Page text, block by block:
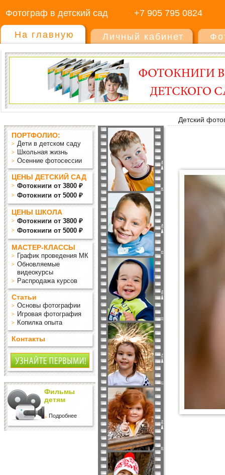
Фотограф в детский сад +7 905 795 0824
На главную Личный кабинет
Детский
ПОРТФОЛИО:
Дети в детском саду
Школьная жизнь
Осенние фотосессии
ЦЕНЫ ДЕТСКИЙ САД
Фотокниги от 3800 ₽
Фотокниги от 5000 ₽
ЦЕНЫ ШКОЛА
Фотокниги от 3800 ₽
Фотокниги от 5000 ₽
МАСТЕР-КЛАССЫ
График проведения МК
Обновляемые
видеокурсы
Распродажа курсов
Статьи
Основы фотографии
Игровая фотография
Копилка опыта
Контакты
Фильмы
детям
Подробнее